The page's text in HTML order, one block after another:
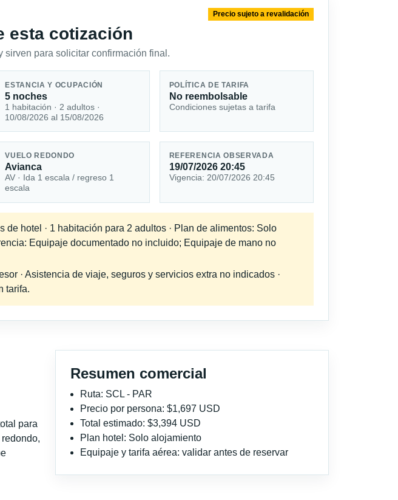
esta cotización
sirven para solicitar confirmación final.
Precio sujeto a revalidación
ESTANCIA Y OCUPACIÓN
5 noches
1 habitación · 2 adultos ·
10/08/2026 al 15/08/2026
POLÍTICA DE TARIFA
No reembolsable
Condiciones sujetas a tarifa
VUELO REDONDO
Avianca
AV · Ida 1 escala / regreso 1
escala
REFERENCIA OBSERVADA
19/07/2026 20:45
Vigencia: 20/07/2026 20:45
hotel · 1 habitación para 2 adultos · Plan de alimentos: Solo
Equipaje documentado no incluido; Equipaje de mano no
· Asistencia de viaje, seguros y servicios extra no indicados ·
tarifa.
para
Resumen comercial
Ruta: SCL - PAR
Precio por persona: $1,697 USD
Total estimado: $3,394 USD
Plan hotel: Solo alojamiento
Equipaje y tarifa aérea: validar antes de reservar